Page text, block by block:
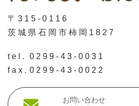
〒315-0116
茨城県石岡市柿岡1827
tel.
0299-43-0031
fax. 0299-43-0022
お問い合わせ